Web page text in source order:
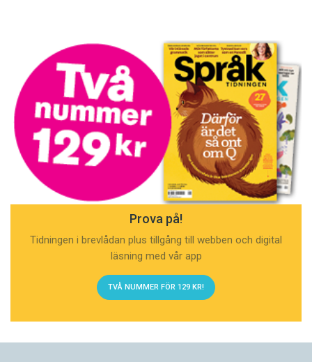
Prova på!
Tidningen i brevlådan plus tillgång till webben och digital
läsning med vår app
TVÅ NUMMER FÖR 129 KR!